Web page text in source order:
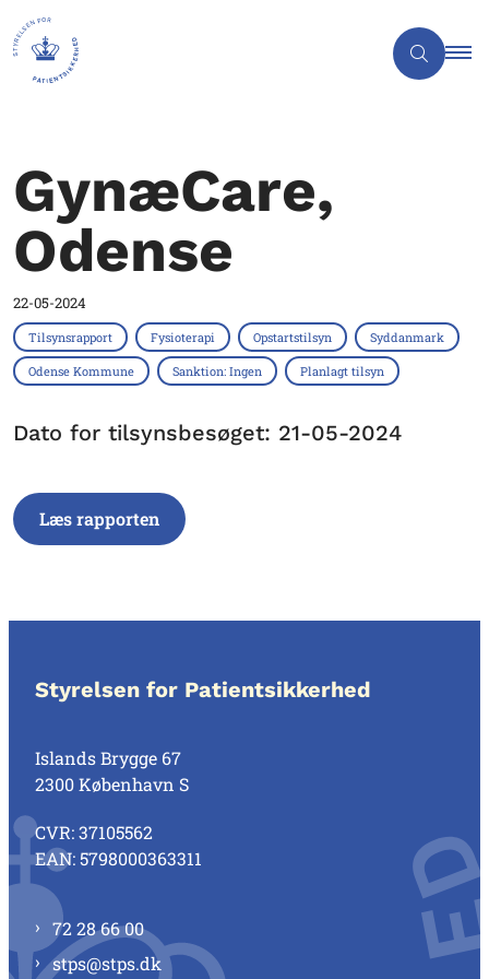
GynæCare,
Odense
22-05-2024
Tilsynsrapport Fysioterapi Opstartstilsyn Syddanmark
Odense Kommune Sanktion: Ingen Planlagt tilsyn
Dato for tilsynsbesøget: 21-05-2024
Læs rapporten
Styrelsen for Patientsikkerhed
Islands Brygge 67
2300 København S
CVR: 37105562
EAN: 5798000363311
72 28 66 00
stps@stps.dk